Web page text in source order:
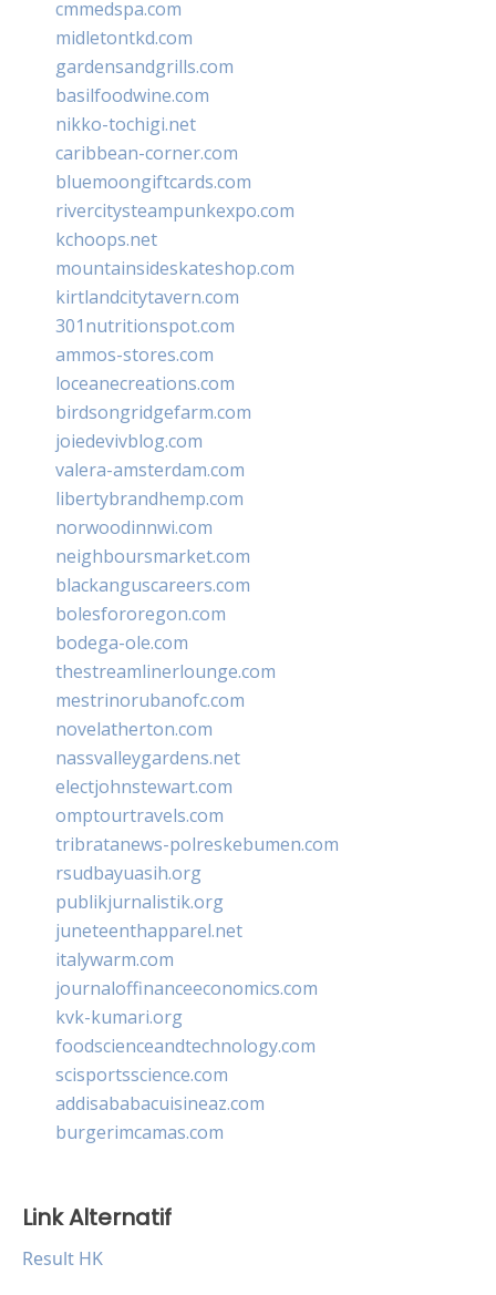
cmmedspa.com
midletontkd.com
gardensandgrills.com
basilfoodwine.com
nikko-tochigi.net
caribbean-corner.com
bluemoongiftcards.com
rivercitysteampunkexpo.com
kchoops.net
mountainsideskateshop.com
kirtlandcitytavern.com
301nutritionspot.com
ammos-stores.com
loceanecreations.com
birdsongridgefarm.com
joiedevivblog.com
valera-amsterdam.com
libertybrandhemp.com
norwoodinnwi.com
neighboursmarket.com
blackanguscareers.com
bolesfororegon.com
bodega-ole.com
thestreamlinerlounge.com
mestrinorubanofc.com
novelatherton.com
nassvalleygardens.net
electjohnstewart.com
omptourtravels.com
tribratanews-polreskebumen.com
rsudbayuasih.org
publikjurnalistik.org
juneteenthapparel.net
italywarm.com
journaloffinanceeconomics.com
kvk-kumari.org
foodscienceandtechnology.com
scisportsscience.com
addisababacuisineaz.com
burgerimcamas.com
Link Alternatif
Result HK